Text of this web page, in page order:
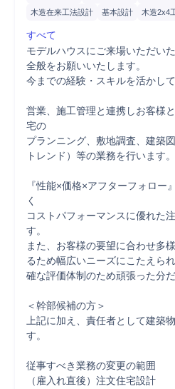
木造在来工法設計
基本設計 木造2x4
すべて
モデルハウスにご来場いただい
全般をお願いいたします。
今までの経験・スキルを活かし
営業、施工管理と連携しお客様
宅の
プランニング、敷地調査、建築
トレンド）等の業務を行います。
『性能×価格×アフターフォロー
く
コストパフォーマンスに優れた
す。
また、お客様の要望に合わせ多
るため幅広いニーズにこたえら
確な評価体制のため頑張った分
＜幹部候補の方＞
上記に加え、責任者として建築
す。
従事すべき業務の変更の範囲
（雇入れ直後）注文住宅設計